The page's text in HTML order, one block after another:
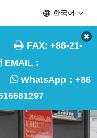
 FAX: +86-21-
EMAIL :
WhatsApp： +86
한국어